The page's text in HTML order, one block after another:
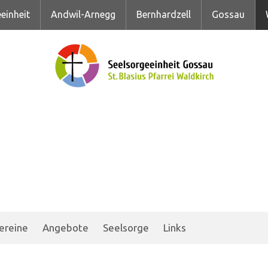
Andwil-Arnegg Bernhardzell Gossau
Angebote Seelsorge Links